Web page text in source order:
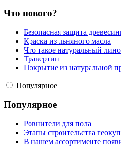
Что нового?
Безопасная защита
Краска из льняного масла
Что такое натуральный
Травертин
Покрытие из натуральной
Популярное
Популярное
Ровнители для пола
Этапы строительства
В нашем ассортименте